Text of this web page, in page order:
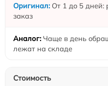
От 1 до 5 дней:
заказ
Чаще в день
лежат на складе
Стоимость